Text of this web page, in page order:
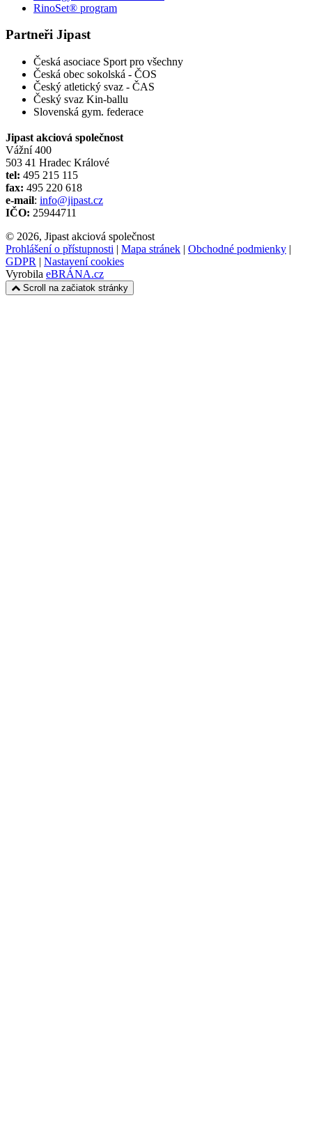
RinoSet® program
Partneři Jipast
Česká asociace Sport pro všechny
Česká obec sokolská - ČOS
Český atletický svaz - ČAS
Český svaz Kin-ballu
Slovenská gym. federace
Jipast akciová společnost
Vážní 400
503 41 Hradec Králové
tel: 495 215 115
fax: 495 220 618
e-mail: info@jipast.cz
IČO: 25944711
© 2026, Jipast akciová společnost
Prohlášení o přístupnosti | Mapa stránek | Obchodné podmienky |
GDPR | Nastavení cookies
Vyrobila eBRÁNA.cz
Scroll na začiatok stránky